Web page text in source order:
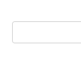
Поиск: